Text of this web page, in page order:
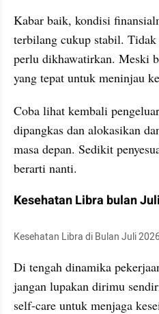
Kabar baik, kondisi
terbilang cukup stabil. Tidak
perlu dikhawatirkan. Meski
yang tepat untuk meninjau
Coba lihat kembali
dipangkas dan alokasikan
masa depan. Sedikit
berarti nanti.
Kesehatan Libra bulan
Kesehatan Libra di Bulan Juli
Di tengah dinamika
jangan lupakan dirimu
self-care untuk menjaga